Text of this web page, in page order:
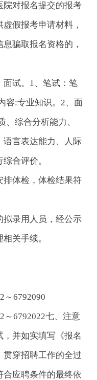
院对报名提交的报考
假报考申请材料，
骗取报名资格的，
面试。1、笔试：笔
容:专业知识。2、面
综合分析能力、
语言表达能力、人际
合评价。
排体检，体检结果符
拟录用人员，经公示
关手续。
～6792090
～6792022七、注意
并如实填写《报名
穿招聘工作的全过
应聘条件的最终依